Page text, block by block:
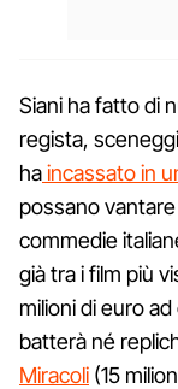
Siani ha fatto di
regista,
haincassato in
possano
commedie
già tra i film più
milioni di euro
batterà né
Miracoli (15